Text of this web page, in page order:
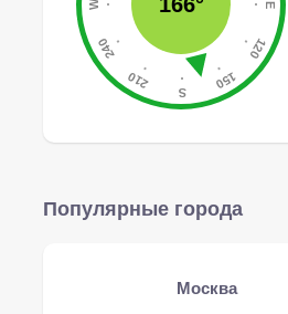
Популярные города
Москва